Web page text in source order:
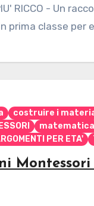
RICCO - Un
prima classe per
costruire i
matematica
PER ETA'